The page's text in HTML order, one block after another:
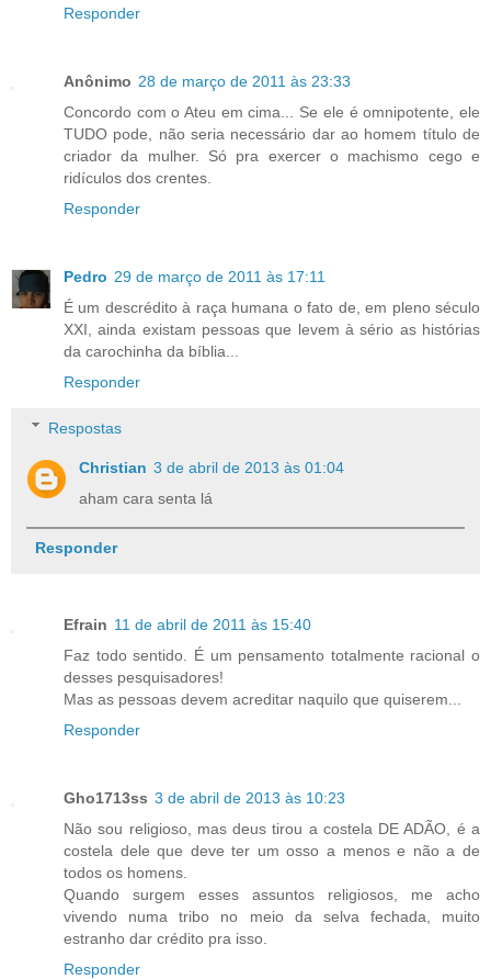
Responder
Anônimo 28 de março de 2011 às 23:33
Concordo com o Ateu em cima... Se ele é omnipotente, ele
TUDO pode, não seria necessário dar ao homem título de
criador da mulher. Só pra exercer o machismo cego e
ridículos dos crentes.
Responder
Pedro 29 de março de 2011 às 17:11
É um descrédito à raça humana o fato de, em pleno século
XXI, ainda existam pessoas que levem à sério as histórias
da carochinha da bíblia...
Responder
Respostas
Christian 3 de abril de 2013 às 01:04
aham cara senta lá
Responder
Efrain 11 de abril de 2011 às 15:40
Faz todo sentido. É um pensamento totalmente racional o
desses pesquisadores!
Mas as pessoas devem acreditar naquilo que quiserem...
Responder
Gho1713ss 3 de abril de 2013 às 10:23
Não sou religioso, mas deus tirou a costela DE ADÃO, é a
costela dele que deve ter um osso a menos e não a de
todos os homens.
Quando surgem esses assuntos religiosos, me acho
vivendo numa tribo no meio da selva fechada, muito
estranho dar crédito pra isso.
Responder